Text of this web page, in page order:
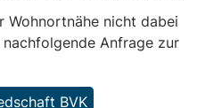
Wohnortnähe nicht dabei
Anfrage zur
BVK